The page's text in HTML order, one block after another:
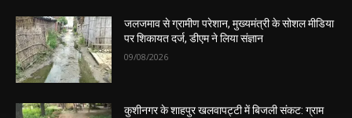
जलजमाव से ग्रामीण परेशान, मुख्यमंत्री के सोशल मीडिया
पर शिकायत दर्ज, डीएम ने लिया संज्ञान
09/08/2026
कुशीनगर के शाहपुर खलवापट्टी में बिजली संकट: ग्राम